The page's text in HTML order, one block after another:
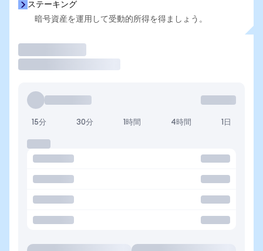
ステーキング
暗号資産を運用して受動的所得を得ましょう。
15分 30分 1時間 4時間 1日